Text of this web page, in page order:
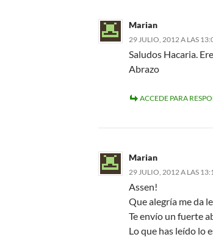
Marian
29 JULIO, 2012 A LAS
Saludos Hacaria.
Abrazo
ACCEDE PARA
Marian
29 JULIO, 2012 A LAS
Assen!
Que alegría me da
Te envío un fuerte
Lo que has leído lo